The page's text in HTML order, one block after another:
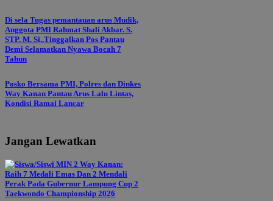
Di sela Tugas pemantauan arus Mudik,
Anggota PMI Rahmat Shali Akbar. S.
STP. M. Si,,Tinggalkan Pos Pantau
Demi Selamatkan Nyawa Bocah 7
Tahun
Posko Bersama PMI, Polres dan Dinkes
Way Kanan Pantau Arus Lalu Lintas,
Kondisi Ramai Lancar
Jangan Lewatkan